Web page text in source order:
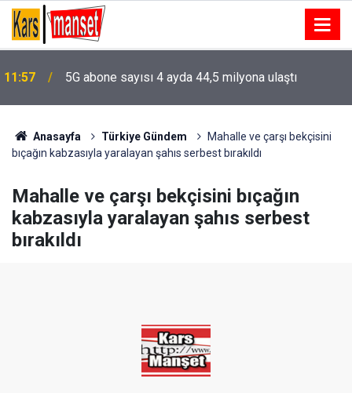
11:57 5G abone sayısı 4 ayda 44,5 milyona ulaştı
Anasayfa Türkiye Gündem
Mahalle ve çarşı bekçisini
bıçağın kabzasıyla yaralayan şahıs serbest bırakıldı
Mahalle ve çarşı bekçisini bıçağın
kabzasıyla yaralayan şahıs serbest
bırakıldı